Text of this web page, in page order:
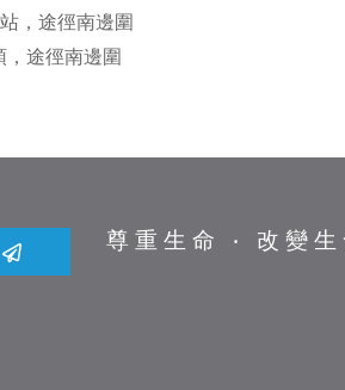
，途徑南邊圍
途徑南邊圍
尊重生命 ‧ 改變生